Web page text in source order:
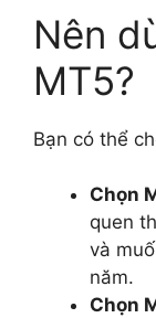
Nên
MT5?
Bạn có thể
Chọn
quen
và
năm.
Chọn